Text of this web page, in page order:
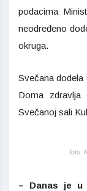
podacima
neodređeno
okruga.
Svečana
Doma zdravlja
Svečanoj sali
foto:
– Danas je u